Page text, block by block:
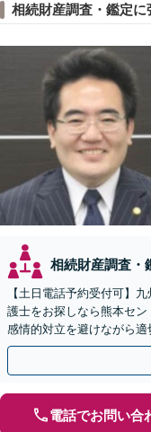
相続財産調査・鑑定
相続財産調査・
【土日電話予約受付可】
護士をお探しなら熊本セン
感情的対立を避けながら
付可】【休日・夜間相談可
電話でお問い合